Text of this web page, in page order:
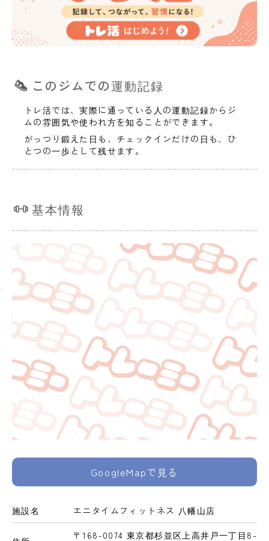
このジムでの運動記録
トレ活では、実際に通っている人の運動記録からジ
ムの雰囲気や使われ方を知ることができます。
がっつり鍛えた日も、チェックインだけの日も、ひ
とつの一歩として残せます。
基本情報
GoogleMapで見る
施設名 エニタイムフィットネス 八幡山店
〒168-0074 東京都杉並区上高井戸一丁目8-